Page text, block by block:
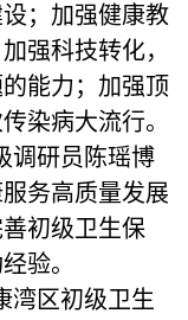
；加强健康教
强科技转化，
能力；加强顶
染病大流行。
调研员陈瑶博
务高质量发展
初级卫生保
验。
湾区初级卫生